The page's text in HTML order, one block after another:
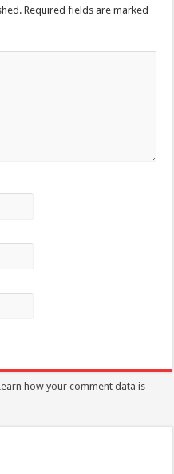
Required fields are marked
how your comment data is